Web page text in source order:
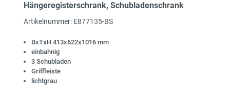
Hängeregisterschrank, Schubladenschrank
Artikelnummer: E877135-BS
BxTxH 413x622x1016 mm
einbahnig
3 Schubladen
Griffleiste
lichtgrau